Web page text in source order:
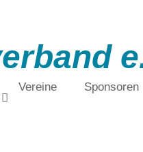
Vereine Sponsoren